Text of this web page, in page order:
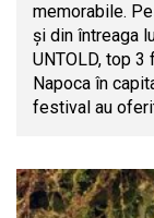
memorabile.
și din întreaga
UNTOLD, top
Napoca în
festival au